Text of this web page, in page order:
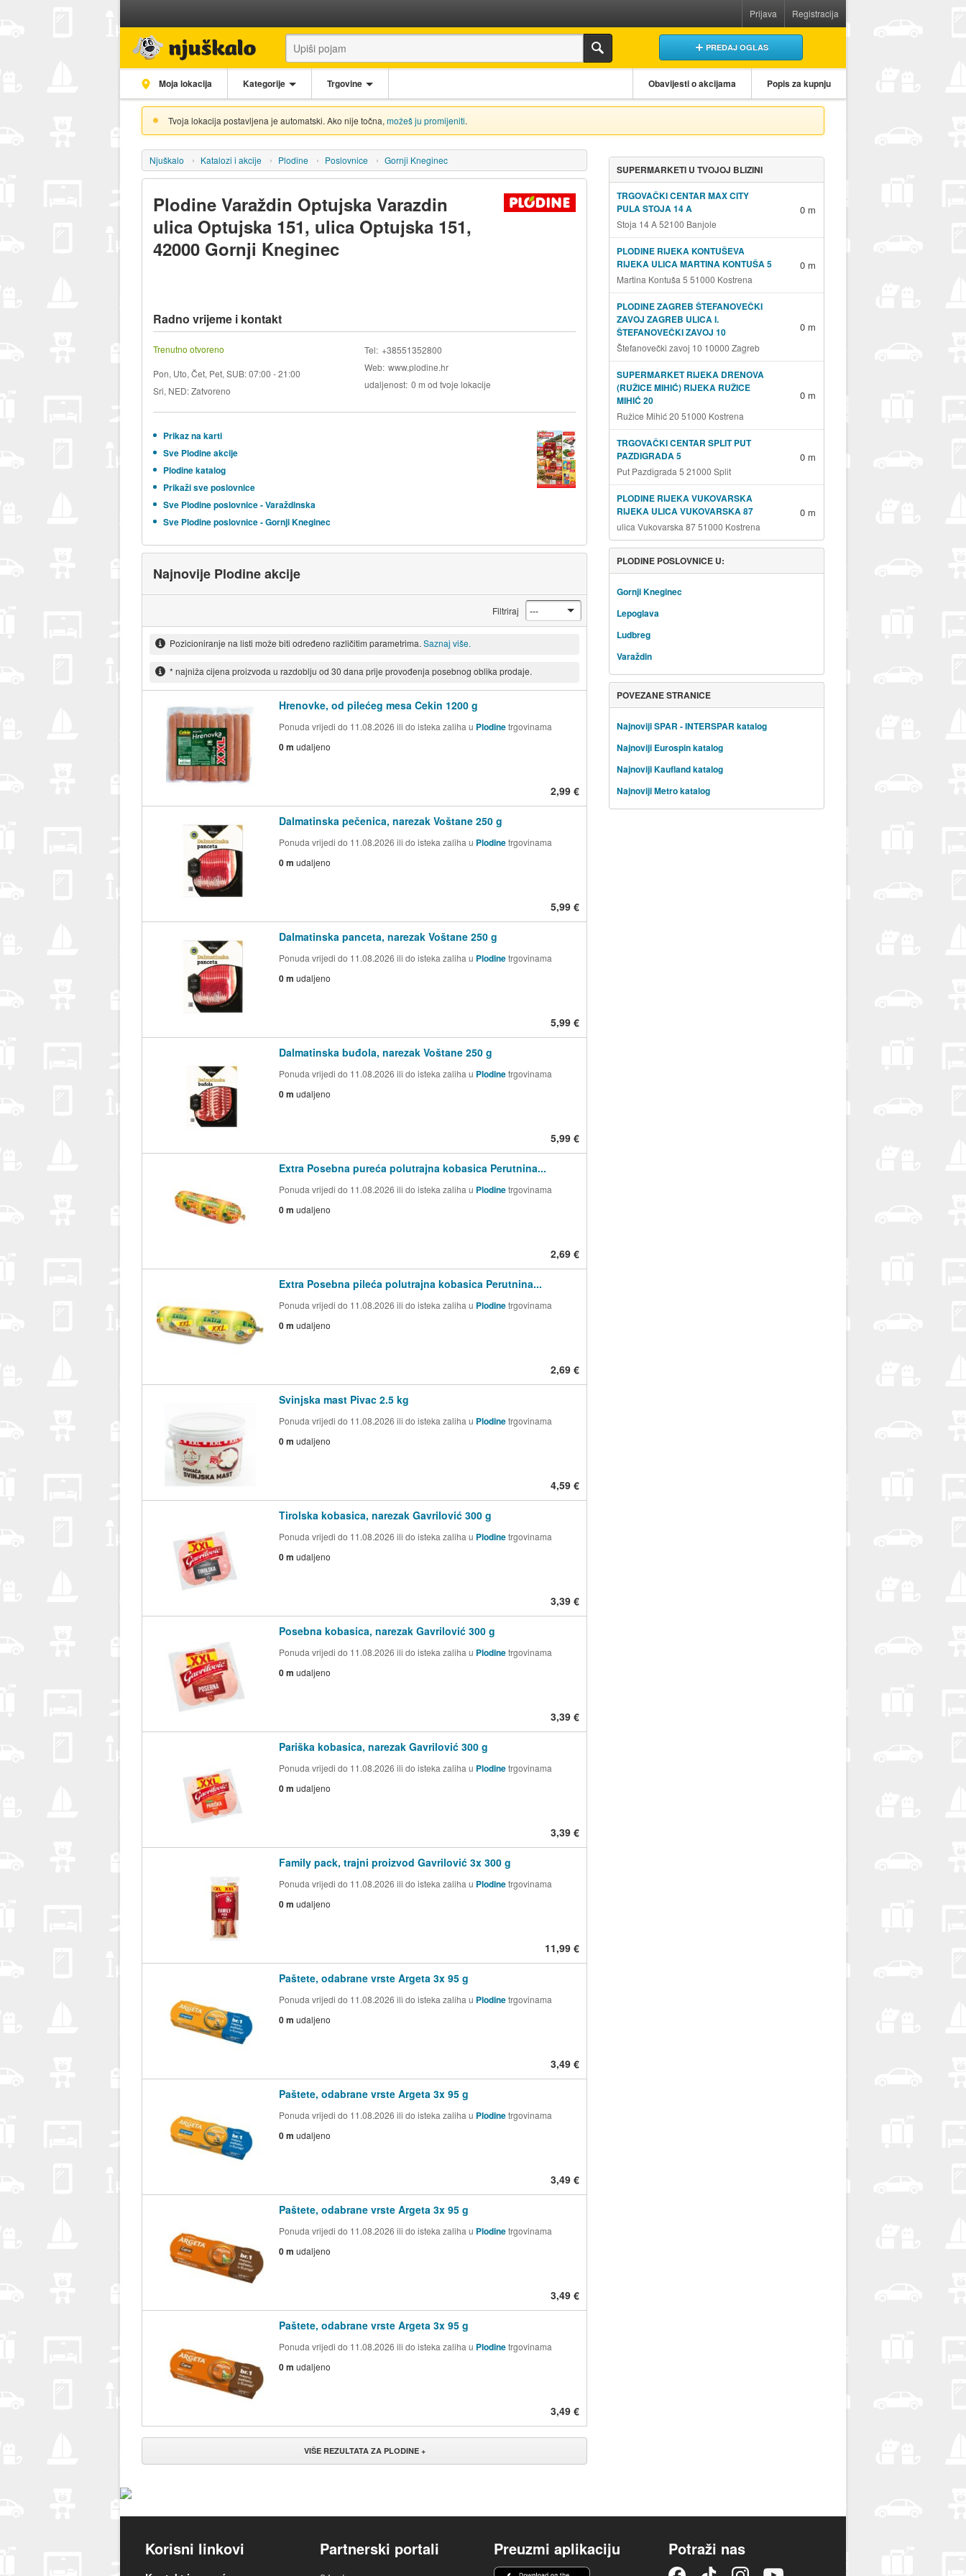
Prijava Registracija
PREDAJ OGLAS
Moja lokacija Kategorije Trgovine Obavijesti o akcijama Popis za kupnju
Tvoja lokacija postavljena je automatski. Ako nije točna, možeš ju promijeniti.
Njuškalo Katalozi i akcije Plodine Poslovnice Gornji Kneginec
Plodine Varaždin Optujska Varazdin
ulica Optujska 151, ulica Optujska 151,
42000 Gornji Kneginec
Radno vrijeme i kontakt
Trenutno otvoreno
Pon, Uto, Čet, Pet, SUB: 07:00 - 21:00
Sri, NED: Zatvoreno
Tel +38551352800
Web www.plodine.hr
udaljenost 0 m od tvoje lokacije
Prikaz na karti
Sve Plodine akcije
Plodine katalog
Prikaži sve poslovnice
Sve Plodine poslovnice - Varaždinska
Sve Plodine poslovnice - Gornji Kneginec
Najnovije Plodine akcije
Filtriraj
Pozicioniranje na listi može biti određeno različitim parametrima. Saznaj više.
* najniža cijena proizvoda u razdoblju od 30 dana prije provođenja posebnog oblika prodaje.
Hrenovke, od pilećeg mesa Cekin 1200 g
Ponuda vrijedi do 11.08.2026 ili do isteka zaliha u Plodinetrgovinama
0 m udaljeno
2,99 €
Dalmatinska pečenica, narezak Voštane 250 g
Ponuda vrijedi do 11.08.2026 ili do isteka zaliha u Plodinetrgovinama
0 m udaljeno
5,99 €
Dalmatinska panceta, narezak Voštane 250 g
Ponuda vrijedi do 11.08.2026 ili do isteka zaliha u Plodinetrgovinama
0 m udaljeno
5,99 €
Dalmatinska buđola, narezak Voštane 250 g
Ponuda vrijedi do 11.08.2026 ili do isteka zaliha u Plodinetrgovinama
0 m udaljeno
5,99 €
Extra Posebna pureća polutrajna kobasica Perutnina...
Ponuda vrijedi do 11.08.2026 ili do isteka zaliha u Plodinetrgovinama
0 m udaljeno
2,69 €
Extra Posebna pileća polutrajna kobasica Perutnina...
Ponuda vrijedi do 11.08.2026 ili do isteka zaliha u Plodinetrgovinama
0 m udaljeno
2,69 €
Svinjska mast Pivac 2.5 kg
Ponuda vrijedi do 11.08.2026 ili do isteka zaliha u Plodinetrgovinama
0 m udaljeno
4,59 €
Tirolska kobasica, narezak Gavrilović 300 g
Ponuda vrijedi do 11.08.2026 ili do isteka zaliha u Plodinetrgovinama
0 m udaljeno
3,39 €
Posebna kobasica, narezak Gavrilović 300 g
Ponuda vrijedi do 11.08.2026 ili do isteka zaliha u Plodinetrgovinama
0 m udaljeno
3,39 €
Pariška kobasica, narezak Gavrilović 300 g
Ponuda vrijedi do 11.08.2026 ili do isteka zaliha u Plodinetrgovinama
0 m udaljeno
3,39 €
Family pack, trajni proizvod Gavrilović 3x 300 g
Ponuda vrijedi do 11.08.2026 ili do isteka zaliha u Plodinetrgovinama
0 m udaljeno
11,99 €
Paštete, odabrane vrste Argeta 3x 95 g
Ponuda vrijedi do 11.08.2026 ili do isteka zaliha u Plodinetrgovinama
0 m udaljeno
3,49 €
Paštete, odabrane vrste Argeta 3x 95 g
Ponuda vrijedi do 11.08.2026 ili do isteka zaliha u Plodinetrgovinama
0 m udaljeno
3,49 €
Paštete, odabrane vrste Argeta 3x 95 g
Ponuda vrijedi do 11.08.2026 ili do isteka zaliha u Plodinetrgovinama
0 m udaljeno
3,49 €
Paštete, odabrane vrste Argeta 3x 95 g
Ponuda vrijedi do 11.08.2026 ili do isteka zaliha u Plodinetrgovinama
0 m udaljeno
3,49 €
VIŠE REZULTATA ZA PLODINE +
SUPERMARKETI U TVOJOJ BLIZINI
TRGOVAČKI CENTAR MAX CITY
PULA STOJA 14 A
Stoja 14 A 52100 Banjole
0 m
PLODINE RIJEKA KONTUŠEVA
RIJEKA ULICA MARTINA KONTUŠA 5
Martina Kontuša 5 51000 Kostrena
0 m
PLODINE ZAGREB ŠTEFANOVEČKI
ZAVOJ ZAGREB ULICA I.
ŠTEFANOVEČKI ZAVOJ 10
Štefanovečki zavoj 10 10000 Zagreb
0 m
SUPERMARKET RIJEKA DRENOVA
(RUŽICE MIHIĆ) RIJEKA RUŽICE
MIHIĆ 20
Ružice Mihić 20 51000 Kostrena
0 m
TRGOVAČKI CENTAR SPLIT PUT
PAZDIGRADA 5
Put Pazdigrada 5 21000 Split
0 m
PLODINE RIJEKA VUKOVARSKA
RIJEKA ULICA VUKOVARSKA 87
ulica Vukovarska 87 51000 Kostrena
0 m
PLODINE POSLOVNICE U:
Gornji Kneginec
Lepoglava
Ludbreg
Varaždin
POVEZANE STRANICE
Najnoviji SPAR - INTERSPAR katalog
Najnoviji Eurospin katalog
Najnoviji Kaufland katalog
Najnoviji Metro katalog
Korisni linkovi Partnerski portali Preuzmi aplikaciju Potraži nas